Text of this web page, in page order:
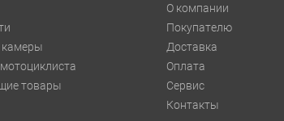
товары
О компании
Покупателю
Доставка
Оплата
Сервис
Контакты